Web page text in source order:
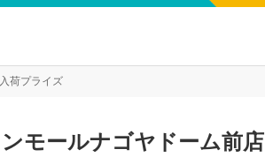
入荷プライズ
モールナゴヤドーム前店